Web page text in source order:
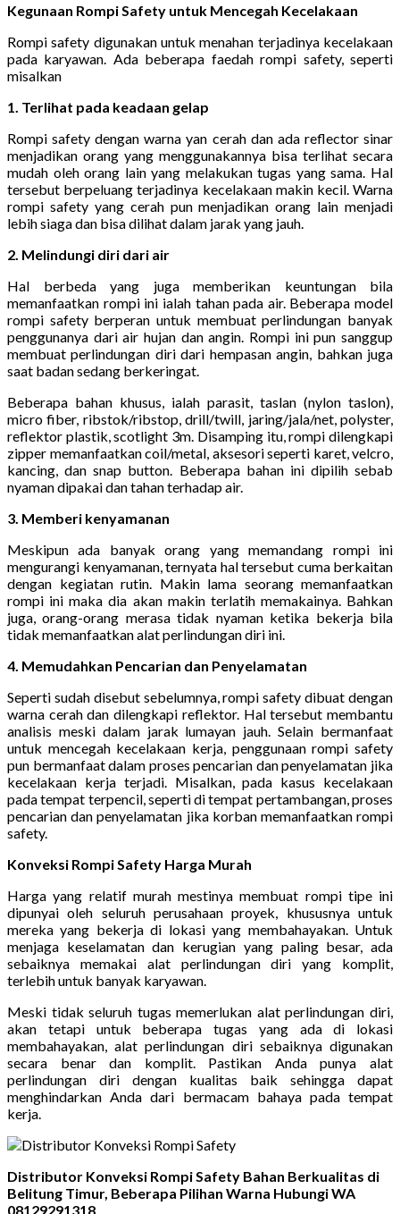
Kegunaan Rompi Safety untuk Mencegah Kecelakaan
Rompi safety digunakan untuk menahan terjadinya kecelakaan
pada karyawan. Ada beberapa faedah rompi safety, seperti
misalkan
1. Terlihat pada keadaan gelap
Rompi safety dengan warna yan cerah dan ada reflector sinar
menjadikan orang yang menggunakannya bisa terlihat secara
mudah oleh orang lain yang melakukan tugas yang sama. Hal
tersebut berpeluang terjadinya kecelakaan makin kecil. Warna
rompi safety yang cerah pun menjadikan orang lain menjadi
lebih siaga dan bisa dilihat dalam jarak yang jauh.
2. Melindungi diri dari air
Hal berbeda yang juga memberikan keuntungan bila
memanfaatkan rompi ini ialah tahan pada air. Beberapa model
rompi safety berperan untuk membuat perlindungan banyak
penggunanya dari air hujan dan angin. Rompi ini pun sanggup
membuat perlindungan diri dari hempasan angin, bahkan juga
saat badan sedang berkeringat.
Beberapa bahan khusus, ialah parasit, taslan (nylon taslon),
micro fiber, ribstok/ribstop, drill/twill, jaring/jala/net, polyster,
reflektor plastik, scotlight 3m. Disamping itu, rompi dilengkapi
zipper memanfaatkan coil/metal, aksesori seperti karet, velcro,
kancing, dan snap button. Beberapa bahan ini dipilih sebab
nyaman dipakai dan tahan terhadap air.
3. Memberi kenyamanan
Meskipun ada banyak orang yang memandang rompi ini
mengurangi kenyamanan, ternyata hal tersebut cuma berkaitan
dengan kegiatan rutin. Makin lama seorang memanfaatkan
rompi ini maka dia akan makin terlatih memakainya. Bahkan
juga, orang-orang merasa tidak nyaman ketika bekerja bila
tidak memanfaatkan alat perlindungan diri ini.
4. Memudahkan Pencarian dan Penyelamatan
Seperti sudah disebut sebelumnya, rompi safety dibuat dengan
warna cerah dan dilengkapi reflektor. Hal tersebut membantu
analisis meski dalam jarak lumayan jauh. Selain bermanfaat
untuk mencegah kecelakaan kerja, penggunaan rompi safety
pun bermanfaat dalam proses pencarian dan penyelamatan jika
kecelakaan kerja terjadi. Misalkan, pada kasus kecelakaan
pada tempat terpencil, seperti di tempat pertambangan, proses
pencarian dan penyelamatan jika korban memanfaatkan rompi
safety.
Konveksi Rompi Safety Harga Murah
Harga yang relatif murah mestinya membuat rompi tipe ini
dipunyai oleh seluruh perusahaan proyek, khususnya untuk
mereka yang bekerja di lokasi yang membahayakan. Untuk
menjaga keselamatan dan kerugian yang paling besar, ada
sebaiknya memakai alat perlindungan diri yang komplit,
terlebih untuk banyak karyawan.
Meski tidak seluruh tugas memerlukan alat perlindungan diri,
akan tetapi untuk beberapa tugas yang ada di lokasi
membahayakan, alat perlindungan diri sebaiknya digunakan
secara benar dan komplit. Pastikan Anda punya alat
perlindungan diri dengan kualitas baik sehingga dapat
menghindarkan Anda dari bermacam bahaya pada tempat
kerja.
Distributor Konveksi Rompi Safety Bahan Berkualitas di
Belitung Timur, Beberapa Pilihan Warna Hubungi WA
08129291318